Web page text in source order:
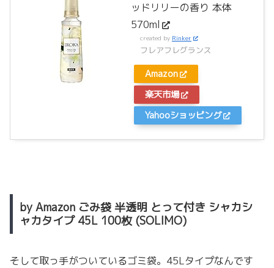
ッドリリーの香り 本体
570ml
created by Rinker
フレアフレグランス
Amazon
楽天市場
Yahooショッピング
by Amazon ごみ袋 半透明 とって付き シャカシ
ャカタイプ 45L 100枚 (SOLIMO)
そして取っ手がついているゴミ袋。45Lタイプなんです